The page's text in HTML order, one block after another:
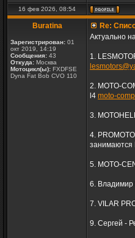
16 фев 2026, 08:54
Buratina
Зарегистрирован: 01
окт 2019, 14:19
Сообщения: 43
Откуда: Москва
Мотоцикл(ы): FXDFSE
Dyna Fat Bob CVO 110
Re:
Актуально
1.
2. MOTO-
l4 moto-
3.
4.
занимаются
5. MOTO-
6. Владимир
7. VILAR
9. Сергей -